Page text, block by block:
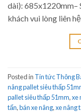
dài): 685x1220mm–
khách vui lòng liên
Posted in Tin tức Thông
nâng pallet siêu thấp
pallet siêu thấp 51mm,xe
tấn,bán xe nâng,xe nâng